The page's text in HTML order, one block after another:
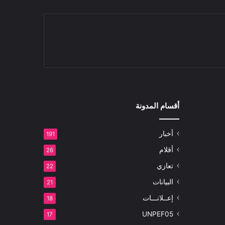
أقسام المدونة
أخبار 191
أقلام 26
تعازي 22
البيانات 21
إعــلانـــات 18
UNPEF05
17